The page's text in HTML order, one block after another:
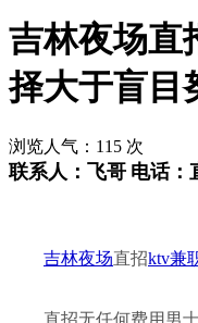
吉林夜场直
择大于盲目
浏览人气： 115 次
联系人： 飞哥 电话：
吉林夜场直招ktv兼
直招无任何费用男